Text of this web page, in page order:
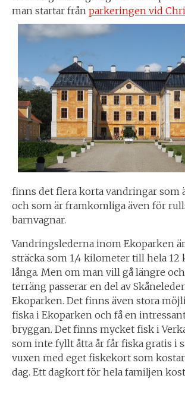
man startar från parkeringen vid
finns det flera korta vandringar som
och som är framkomliga även för
barnvagnar.
Vandringslederna inom Ekoparken
sträcka som 1,4 kilometer till hela
långa. Men om man vill gå längre
terräng passerar en del av
Ekoparken. Det finns även stora
fiska i Ekoparken och få en
bryggan. Det finns mycket fisk i
som inte fyllt åtta år får fiska gratis i
vuxen med eget fiskekort som
dag. Ett dagkort för hela familjen